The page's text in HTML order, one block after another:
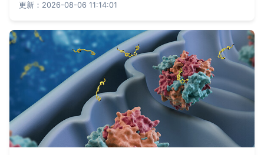
更新：2026-08-06 11:14:01